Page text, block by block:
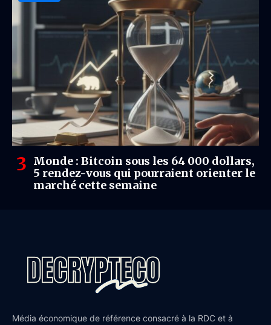
Monde : Bitcoin sous les 64 000 dollars,
5 rendez-vous qui pourraient orienter le
marché cette semaine
Média économique de référence consacré à la RDC et à